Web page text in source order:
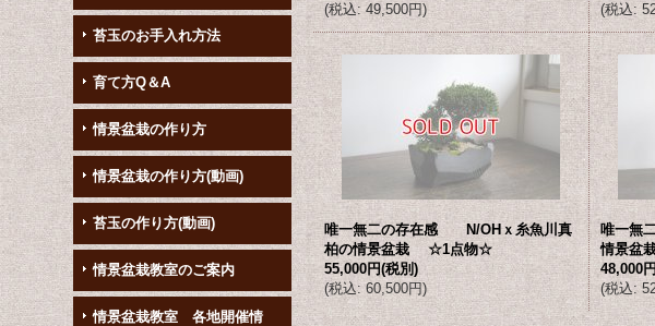
苔玉のお手入れ方法
育て方Q＆A
情景盆栽の作り方
情景盆栽の作り方(動画)
苔玉の作り方(動画)
情景盆栽教室のご案内
情景盆栽教室 各地開催情
(税込: 49,500円)
(税込:
唯一無二の存在感 N/OHｘ糸魚川真
柏の情景盆栽 ☆1点物☆
55,000円(税別)
(税込: 60,500円)
唯一無
情景
48,000
(税込: